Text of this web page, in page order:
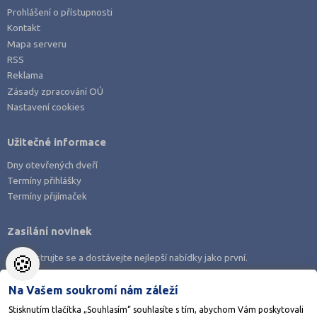
Prohlášení o přístupnosti
Kontakt
Mapa serveru
RSS
Reklama
Zásady zpracování OÚ
Nastavení cookies
Užitečné informace
Dny otevřených dveří
Termíny přihlášky
Termíny přijímaček
Zasílání novinek
Zaregistrujte se a dostávejte nejlepší nabídky jako první.
🍪
Na Vašem soukromí nám záleží
Stisknutím tlačítka „Souhlasím“ souhlasíte s tím, abychom Vám poskytovali